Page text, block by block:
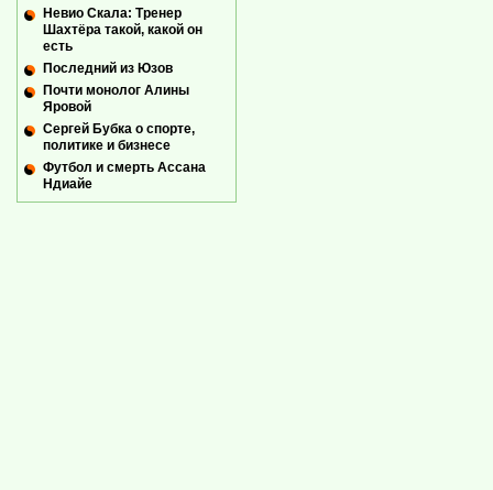
Невио Скала: Тренер
Шахтёра такой, какой он
есть
Последний из Юзов
Почти монолог Алины
Яровой
Сергей Бубка о спорте,
политике и бизнесе
Футбол и смерть Ассана
Ндиайе